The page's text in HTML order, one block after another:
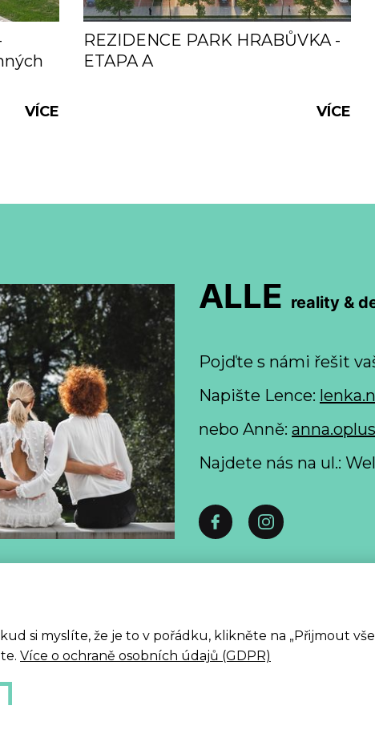
si myslíte, že je to v pořádku, klikněte na „Přijmout
Více o ochraně osobních údajů (GDPR)
VÍCE
REZIDENCE PARK HRABŮVKA -
ETAPA A
VÍCE
ALLE reality &
Pojďte s námi řešit
Napište Lence:
nebo Anně:
Najdete nás na ul.:
ALLE 2026